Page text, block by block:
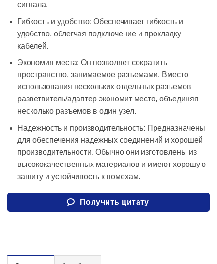
сигнала.
Гибкость и удобство: Обеспечивает гибкость и
удобство, облегчая подключение и прокладку
кабелей.
Экономия места: Он позволяет сократить
пространство, занимаемое разъемами. Вместо
использования нескольких отдельных разъемов
разветвитель/адаптер экономит место, объединяя
несколько разъемов в один узел.
Надежность и производительность: Предназначены
для обеспечения надежных соединений и хорошей
производительности. Обычно они изготовлены из
высококачественных материалов и имеют хорошую
защиту и устойчивость к помехам.
Получить цитату